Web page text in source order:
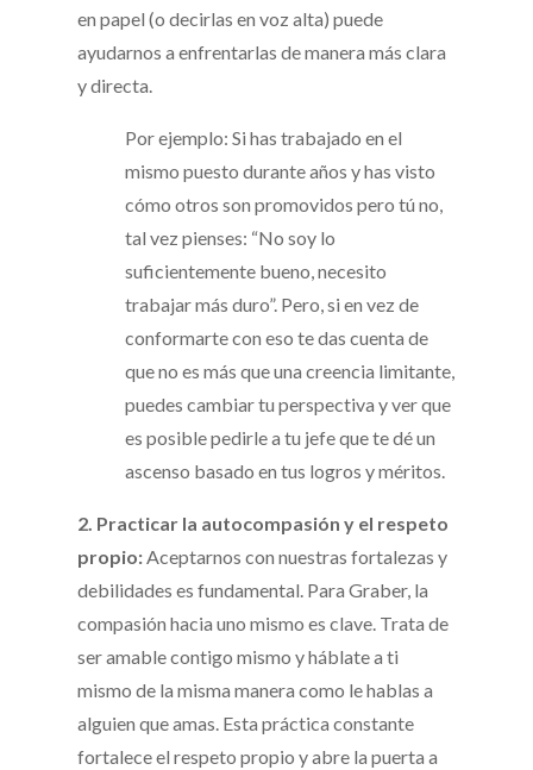
en papel (o decirlas en voz alta) puede
ayudarnos a enfrentarlas de manera más clara
y directa.
Por ejemplo: Si has trabajado en el
mismo puesto durante años y has visto
cómo otros son promovidos pero tú no,
tal vez pienses: “No soy lo
suficientemente bueno, necesito
trabajar más duro”. Pero, si en vez de
conformarte con eso te das cuenta de
que no es más que una creencia limitante,
puedes cambiar tu perspectiva y ver que
es posible pedirle a tu jefe que te dé un
ascenso basado en tus logros y méritos.
2. Practicar la autocompasión y el respeto
propio:Aceptarnos con nuestras fortalezas y
debilidades es fundamental. Para Graber, la
compasión hacia uno mismo es clave. Trata de
ser amable contigo mismo y háblate a ti
mismo de la misma manera como le hablas a
alguien que amas. Esta práctica constante
fortalece el respeto propio y abre la puerta a